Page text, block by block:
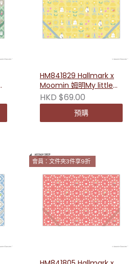
HM841829 Hallmark x
Moomin 姆明My little
something系列A5透明
文件夾（愛）
HKD $69.00
預購
會員：文件夾3件享9折